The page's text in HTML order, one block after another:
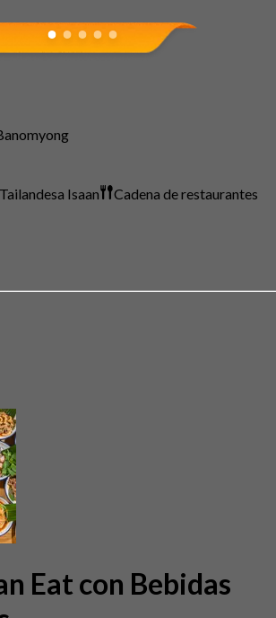
Tailandesa Isaan Cadena de restaurantes
Eat con Bebidas